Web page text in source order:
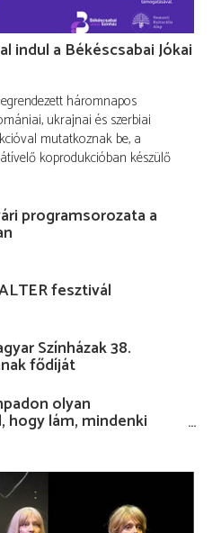
indul a Békéscsabai Jókai
háromnapos
ukrajnai és szerbiai
mutatkoznak be, a
koprodukcióban készülő
programsorozata a
fesztivál
Színházak 38.
fődíját
olyan
hogy lám, mindenki
magammal…”